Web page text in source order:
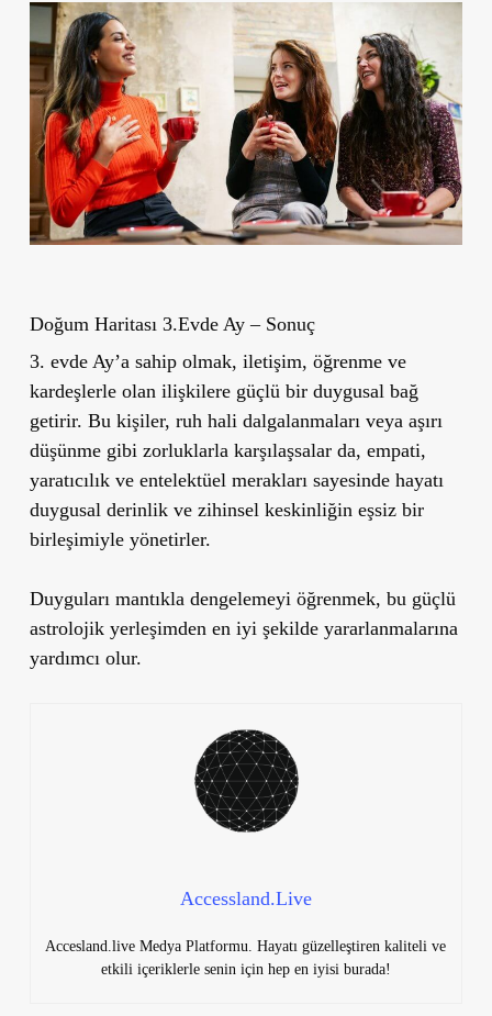
Doğum Haritası 3.Evde Ay – Sonuç
3. evde Ay’a sahip olmak, iletişim, öğrenme ve
kardeşlerle olan ilişkilere güçlü bir duygusal bağ
getirir. Bu kişiler, ruh hali dalgalanmaları veya aşırı
düşünme gibi zorluklarla karşılaşsalar da, empati,
yaratıcılık ve entelektüel merakları sayesinde hayatı
duygusal derinlik ve zihinsel keskinliğin eşsiz bir
birleşimiyle yönetirler.
Duyguları mantıkla dengelemeyi öğrenmek, bu güçlü
astrolojik yerleşimden en iyi şekilde yararlanmalarına
yardımcı olur.
Accessland.Live
Accesland.live Medya Platformu. Hayatı güzelleştiren kaliteli ve
etkili içeriklerle senin için hep en iyisi burada!